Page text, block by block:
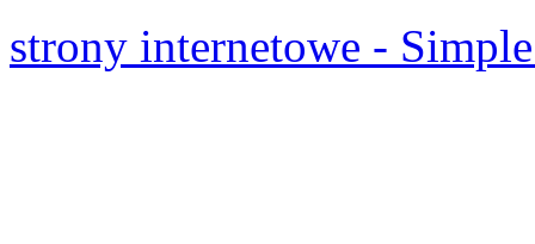
strony internetowe -